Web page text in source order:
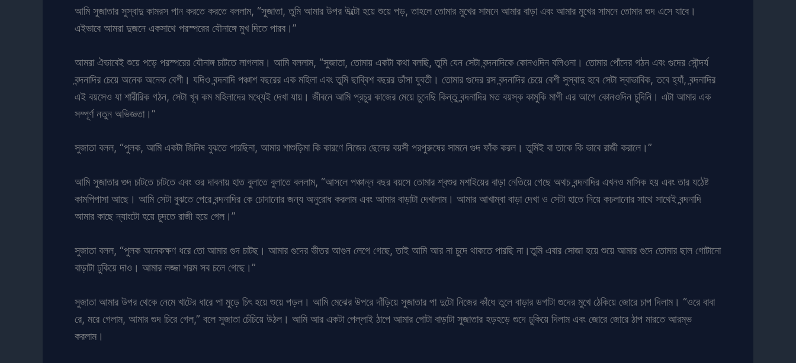
আমি সুজাতার সুস্বাদু কামরস পান করতে করতে বললাম, “সুজাতা, তুমি আমার উপর উল্টো হয়ে শুয়ে পড়, তাহলে তোমার মুখের সামনে আমার বাড়া এবং আমার মুখের সামনে তোমার গুদ এসে যাবে।
এইভাবে আমরা দুজনে একসাথে পরস্পরের যৌনাঙ্গে মুখ দিতে পারব।”
আমরা ঐভাবেই শুয়ে পড়ে পরস্পরের যৌনাঙ্গ চাটতে লাগলাম। আমি বললাম, “সুজাতা, তোমায় একটা কথা বলছি, তুমি যেন সেটা বন্দনাদিকে কোনওদিন বলিওনা। তোমার পোঁদের গঠন এবং গুদের সৌন্দর্য
বন্দনাদির চেয়ে অনেক অনেক বেশী। যদিও বন্দনাদি পঞ্চাশ বছরের এক মহিলা এবং তুমি ছাব্বিশ বছরর ডাঁসা যুবতী। তোমার গুদের রস বন্দনাদির চেয়ে বেশী সুস্বাদু হবে সেটা স্বাভাবিক, তবে হ্যাঁ, বন্দনাদির
এই বয়সেও যা শারীরিক গঠন, সেটা খূব কম মহিলাদের মধ্যেই দেখা যায়। জীবনে আমি প্রচুর কাজের মেয়ে চুদেছি কিন্তু বন্দনাদির মত বয়স্ক কামুকি মাগী এর আগে কোনওদিন চুদিনি। এটা আমার এক
সম্পূর্ণ নতুন অভিজ্ঞতা।”
সুজাতা বলল, “পুলক, আমি একটা জিনিষ বুঝতে পারছিনা, আমার শাশুড়িমা কি কারণে নিজের ছেলের বয়সী পরপুরুষের সামনে গুদ ফাঁক করল। তুমিই বা তাকে কি ভাবে রাজী করালে।”
আমি সুজাতার গুদ চাটতে চাটতে এবং ওর দাবনায় হাত বুলাতে বুলাতে বললাম, “আসলে পঞ্চান্ন বছর বয়সে তোমার শ্বশুর মশাইয়ের বাড়া নেতিয়ে গেছে অথচ বন্দনাদির এখনও মাসিক হয় এবং তার যঠেষ্ট
কামপিপাসা আছে। আমি সেটা বুঝতে পেরে বন্দনাদির কে চোদানোর জন্য অনুরোধ করলাম এবং আমার বাড়াটা দেখালাম। আমার আখাম্বা বাড়া দেখা ও সেটা হাতে নিয়ে কচলানোর সাথে সাথেই বন্দনাদি
আমার কাছে ন্যাংটো হয়ে চুদতে রাজী হয়ে গেল।”
সুজাতা বলল, “পুলক অনেকক্ষণ ধরে তো আমার গুদ চাটছ। আমার গুদের ভীতর আগুন লেগে গেছে, তাই আমি আর না চুদে থাকতে পারছি না।তুমি এবার সোজা হয়ে শুয়ে আমার গুদে তোমার ছাল গোটানো
বাড়াটা ঢুকিয়ে দাও। আমার লজ্জা শরম সব চলে গেছে।”
সুজাতা আমার উপর থেকে নেমে খাটের ধারে পা মুড়ে চিৎ হয়ে শুয়ে পড়ল। আমি মেঝের উপরে দাঁড়িয়ে সুজাতার পা দুটো নিজের কাঁধে তুলে বাড়ার ডগাটা গুদের মুখে ঠেকিয়ে জোরে চাপ দিলাম। “ওরে বাবা
রে, মরে গেলাম, আমার গুদ চিরে গেল,” বলে সুজাতা চেঁচিয়ে উঠল। আমি আর একটা পেল্লাই ঠাপে আমার গোটা বাড়াটা সুজাতার হড়হড়ে গুদে ঢুকিয়ে দিলাম এবং জোরে জোরে ঠাপ মারতে আরম্ভ
করলাম।